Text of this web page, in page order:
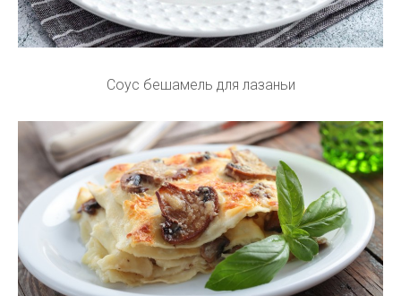
Соус бешамель для лазаньи